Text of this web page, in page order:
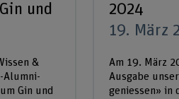
und
&
Alumni-
Gin und
2024
19. März
Am 19. März
Ausgabe
geniessen» in